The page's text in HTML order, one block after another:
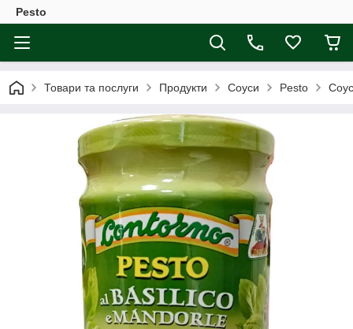
Pesto
Товари та послуги Продукти Соуси Pesto